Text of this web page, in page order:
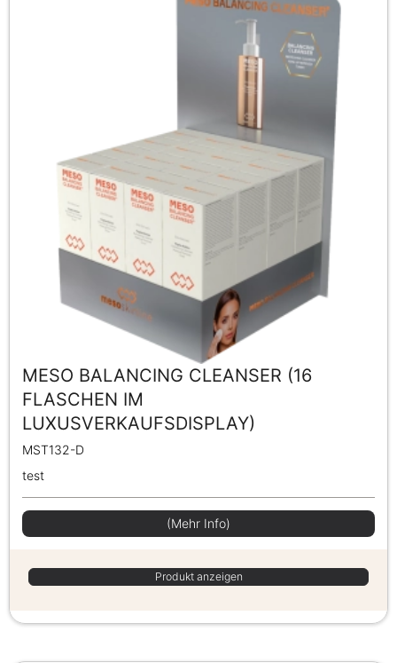
MESO BALANCING CLEANSER (16
FLASCHEN IM
LUXUSVERKAUFSDISPLAY)
MST132-D
test
(Mehr Info)
Produkt anzeigen